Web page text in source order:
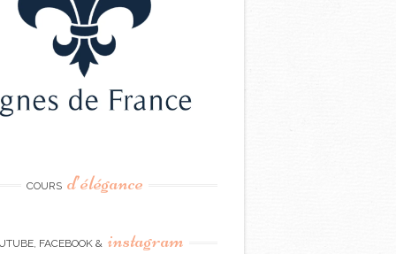
COURS d’élégance
FACEBOOK & instagram